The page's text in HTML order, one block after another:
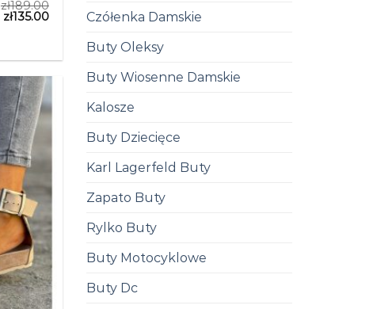
zł189.00
zł135.00
Czółenka Damskie
Buty Oleksy
Buty Wiosenne Damskie
Kalosze
Buty Dziecięce
Karl Lagerfeld Buty
Zapato Buty
Rylko Buty
Buty Motocyklowe
Buty Dc